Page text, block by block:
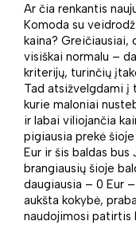
Ar čia renkantis
Komoda su
kaina?
visiškai normalu –
kriterijų, turinčių
Tad atsižvelgdami į
kurie maloniai
ir labai viliojančia
pigiausia prekė
Eur ir šis baldas
brangiausių šioje
daugiausia – 0 Eur
aukšta kokybė,
naudojimosi patirtis